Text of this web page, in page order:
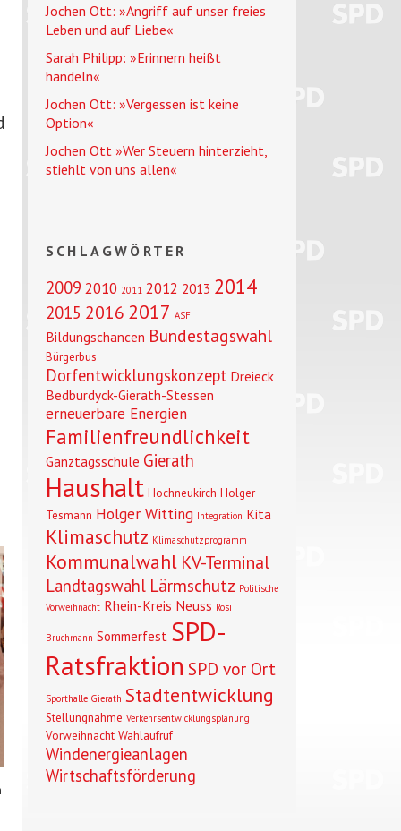
Jochen Ott: »Angriff auf unser freies
Leben und auf Liebe«
Sarah Philipp: »Erinnern heißt
handeln«
Jochen Ott: »Vergessen ist keine
Option«
Jochen Ott »Wer Steuern hinterzieht,
stiehlt von uns allen«
SCHLAGWÖRTER
2009 2010 2011 2012 2013 2014
2015 2016 2017 ASF
Bildungschancen Bundestagswahl
Bürgerbus
Dorfentwicklungskonzept Dreieck
Bedburdyck-Gierath-Stessen
erneuerbare Energien
Familienfreundlichkeit
Ganztagsschule Gierath
Haushalt Hochneukirch Holger
Tesmann Holger Witting Integration Kita
Klimaschutz Klimaschutzprogramm
Kommunalwahl KV-Terminal
Landtagswahl Lärmschutz Politische
Vorweihnacht Rhein-Kreis Neuss Rosi
Bruchmann Sommerfest SPD-
Ratsfraktion SPD vor Ort
Sporthalle Gierath Stadtentwicklung
Stellungnahme Verkehrsentwicklungsplanung
Vorweihnacht Wahlaufruf
Windenergieanlagen
Wirtschaftsförderung